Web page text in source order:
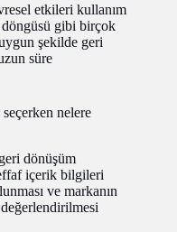
etkileri kullanım
döngüsü gibi birçok
şekilde geri
süre
nelere
dönüşüm
içerik bilgileri
ve markanın